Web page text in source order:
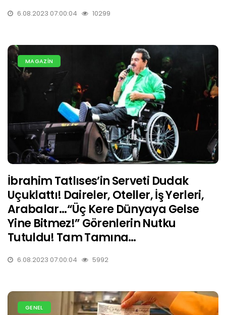
6.08.2023 07:00:04 10299
MAGAZİN
İbrahim Tatlıses’in Serveti Dudak
Uçuklattı! Daireler, Oteller, İş Yerleri,
Arabalar...“Üç Kere Dünyaya Gelse
Yine Bitmez!” Görenlerin Nutku
Tutuldu! Tam Tamına…
6.08.2023 07:00:04 5992
GENEL